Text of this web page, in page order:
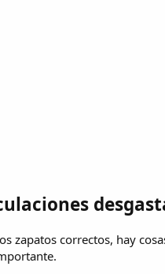
zapatos correctos, hay